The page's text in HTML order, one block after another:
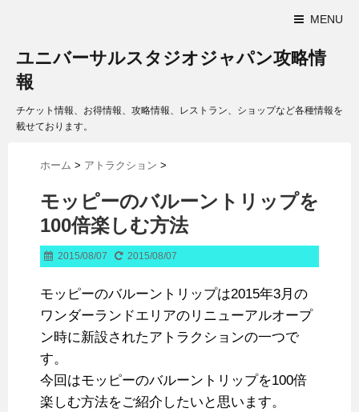
MENU
ユニバーサルスタジオジャパン攻略情
報
チケット情報、お得情報、攻略情報、レストラン、ショップなど各種情報を
載せております。
ホーム > アトラクション >
モッピーのバルーントリップを
100倍楽しむ方法
2015/08/07 2015/08/07
モッピーのバルーントリップは2015年3月の
ワンダーランドエリアのリニューアルオープ
ン時に新設されたアトラクションの一つで
す。
今回はモッピーのバルーントリップを100倍
楽しむ方法をご紹介したいと思います。